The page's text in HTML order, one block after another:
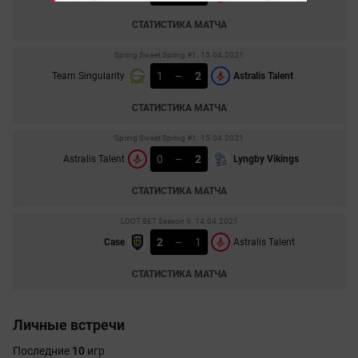
СТАТИСТИКА МАТЧА
Spring Sweet Spring #1. 15.04.2021
Team Singularity 1 – 2 Astralis Talent
СТАТИСТИКА МАТЧА
Spring Sweet Spring #1. 15.04.2021
Astralis Talent 0 – 2 Lyngby Vikings
СТАТИСТИКА МАТЧА
LOOT.BET Season 9. 14.04.2021
Case 2 – 1 Astralis Talent
СТАТИСТИКА МАТЧА
Личные встречи
Последние 10 игр